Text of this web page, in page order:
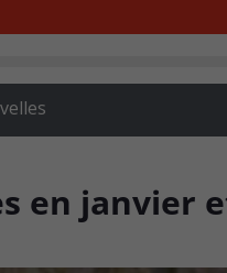
en janvier